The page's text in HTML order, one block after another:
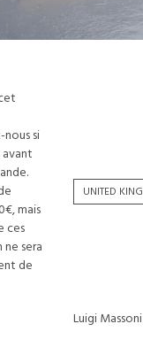
si
mais
ces
sera
de
Luigi Massoni